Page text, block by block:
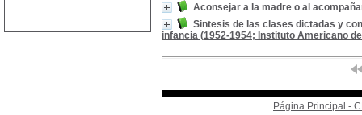
Aconsejar a la madre o al
Sintesis de las clases dictadas y
infancia (1952-1954; Instituto Americano
Página Principal -